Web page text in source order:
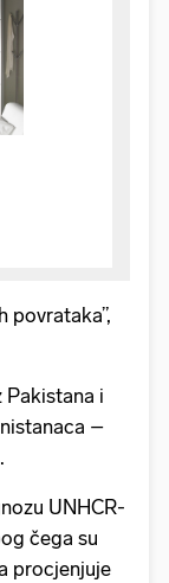
povrataka”,
Pakistana i
–
UNHCR-
čega su
procjenjuje